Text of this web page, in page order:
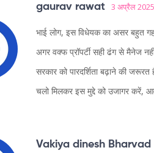
gaurav rawat 3 अप्रैल 2025
भाई लोग, इस विधेयक का असर बहुत
अगर वक्फ प्रॉपर्टी सही ढंग से मैनेज
सरकार को पारदर्शिता बढ़ाने की
चलो मिलकर इस मुद्दे को उजागर करें,
Vakiya dinesh Bharvad